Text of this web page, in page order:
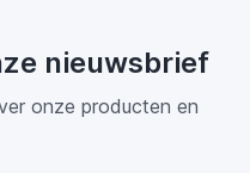
nieuwsbrief
onze producten en